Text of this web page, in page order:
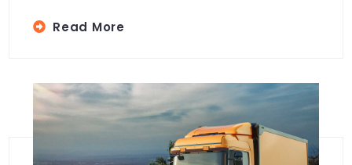
Read More